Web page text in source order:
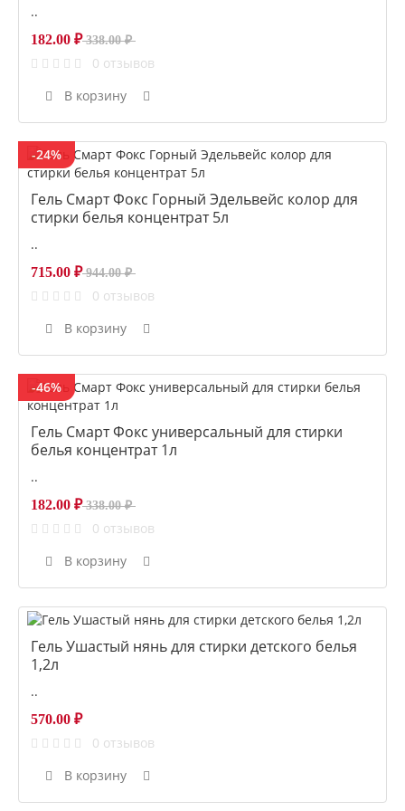
..
338.00 ₽
182.00 ₽
0 отзывов
В корзину
-24%
Гель Смарт Фокс Горный Эдельвейс колор для
стирки белья концентрат 5л
..
944.00 ₽
715.00 ₽
0 отзывов
В корзину
-46%
Гель Смарт Фокс универсальный для стирки
белья концентрат 1л
..
338.00 ₽
182.00 ₽
0 отзывов
В корзину
Гель Ушастый нянь для стирки детского белья
1,2л
..
570.00 ₽
0 отзывов
В корзину